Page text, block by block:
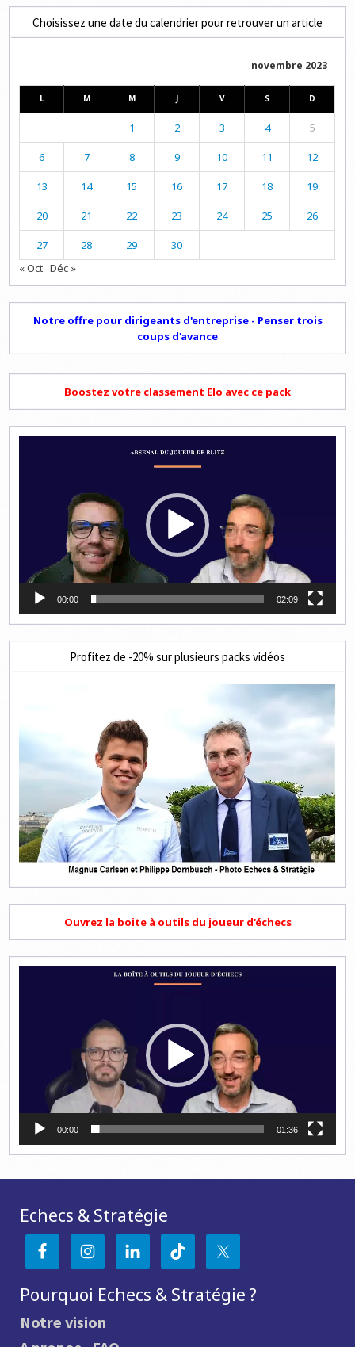
Choisissez une date du calendrier pour retrouver un article
novembre 2023
L M M J V S D
1 2 3 4 5
6 7 8 9 10 11 12
13 14 15 16 17 18 19
20 21 22 23 24 25 26
27 28 29
30
« Oct Déc »
Notre offre pour dirigeants d'entreprise - Penser trois
coups d'avance
Boostez votre classement Elo avec ce pack
00:00 02:09
Profitez de -20% sur plusieurs packs vidéos
Ouvrez la boite à outils du joueur d'échecs
00:00 01:36
Echecs & Stratégie
Pourquoi Echecs & Stratégie ?
Notre vision